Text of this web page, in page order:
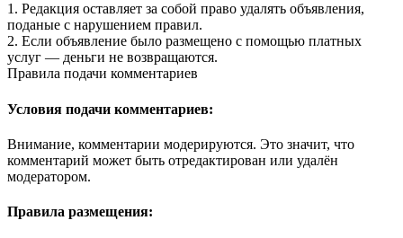
1. Редакция оставляет за собой право удалять объявления,
поданые с нарушением правил.
2. Если объявление было размещено с помощью платных
услуг — деньги не возвращаются.
Правила подачи комментариев
Условия подачи комментариев:
Внимание, комментарии модерируются. Это значит, что
комментарий может быть отредактирован или удалён
модератором.
Правила размещения: